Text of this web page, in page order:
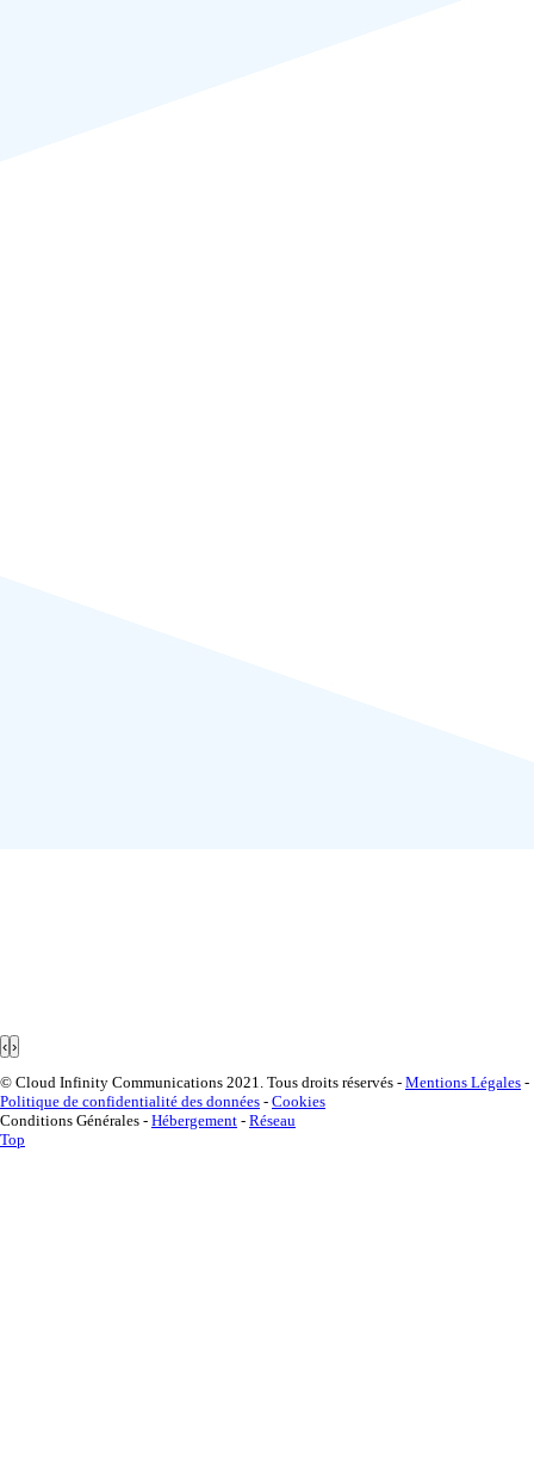
‹ ›
© Cloud Infinity Communications 2021. Tous droits réservés - Mentions Légales -
Politique de confidentialité des données - Cookies
Conditions Générales - Hébergement - Réseau
Top